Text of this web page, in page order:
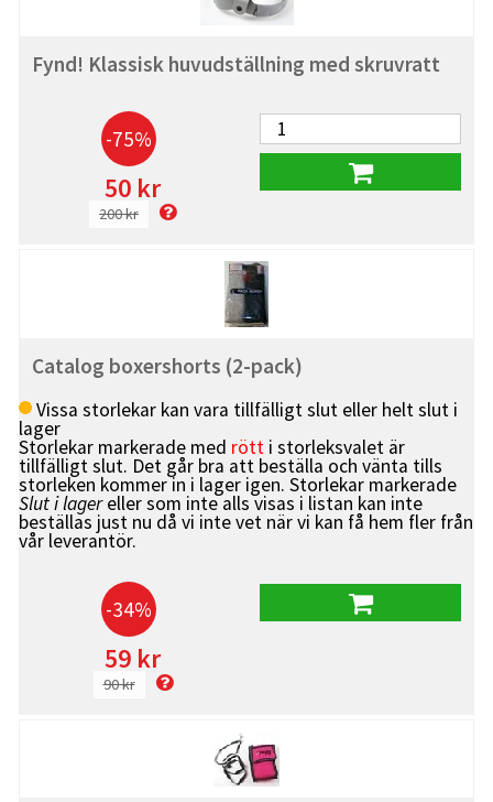
Fynd! Klassisk huvudställning med skruvratt
-75%
50 kr
200 kr
Catalog boxershorts (2-pack)
Vissa storlekar kan vara tillfälligt slut eller helt slut i
lager
Storlekar markerade med rött i storleksvalet är
tillfälligt slut. Det går bra att beställa och vänta tills
storleken kommer in i lager igen. Storlekar markerade
Slut i lagereller som inte alls visas i listan kan inte
beställas just nu då vi inte vet när vi kan få hem fler från
vår leverantör.
-34%
59 kr
90 kr